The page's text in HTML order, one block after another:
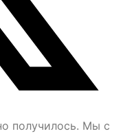
получилось. Мы с